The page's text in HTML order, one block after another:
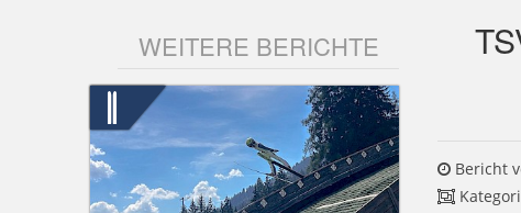
Bericht
WEITERE BERICHTE